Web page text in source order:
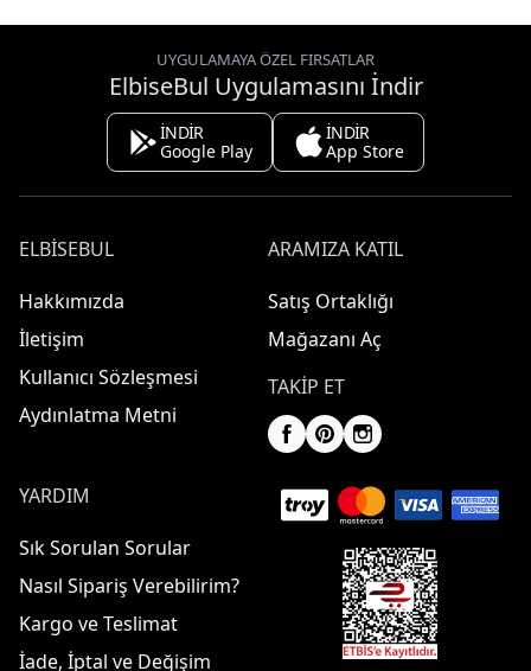
UYGULAMAYA ÖZEL FIRSATLAR
ElbiseBul Uygulamasını İndir
İNDİR
Google Play
İNDİR
App Store
ELBISEBUL
Hakkımızda
İletişim
Kullanıcı Sözleşmesi
Aydınlatma Metni
ARAMIZA KATIL
Satış Ortaklığı
Mağazanı Aç
TAKIP ET
YARDIM
Sık Sorulan Sorular
Nasıl Sipariş Verebilirim?
Kargo ve Teslimat
İade, İptal ve Değişim